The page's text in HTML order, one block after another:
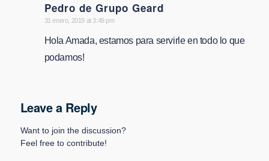
Pedro de Grupo Geard
says:
31 enero, 2019 at 3:49 pm
Hola Amada, estamos para servirle en todo lo que
podamos!
Leave a Reply
Want to join the discussion?
Feel free to contribute!